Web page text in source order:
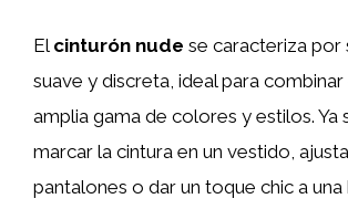
El cinturón nude se caracteriza por
suave y discreta, ideal para combinar
amplia gama de colores y estilos. Ya
marcar la cintura en un vestido,
pantalones o dar un toque chic a una